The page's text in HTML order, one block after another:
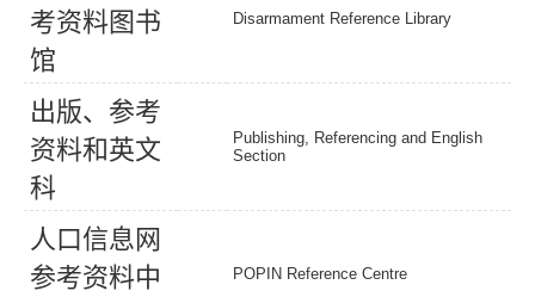
考资料图书
馆
Disarmament Reference Library
出版、 参考
资料和英文
科
Publishing, Referencing and English
Section
人口信息网
参考资料中
POPIN Reference Centre